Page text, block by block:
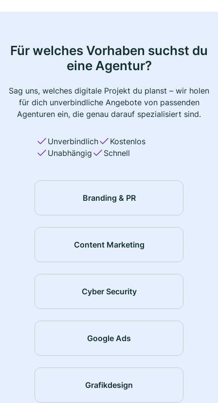
Für welches Vorhaben suchst du
eine Agentur?
Sag uns, welches digitale Projekt du planst – wir holen
für dich unverbindliche Angebote von passenden
Agenturen ein, die genau darauf spezialisiert sind.
Unverbindlich
Kostenlos
Unabhängig
Schnell
Branding & PR
Content Marketing
Cyber Security
Google Ads
Grafikdesign